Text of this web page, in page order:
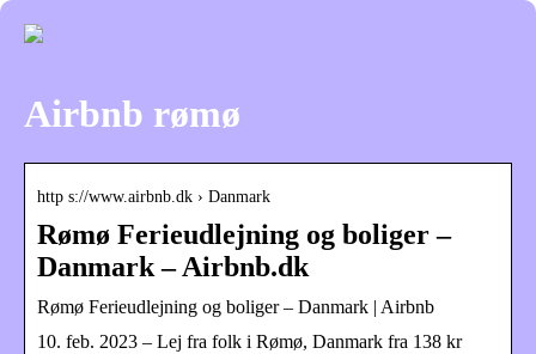
Airbnb rømø
http s://www.airbnb.dk › Danmark
Rømø Ferieudlejning og boliger –
Danmark – Airbnb.dk
Rømø Ferieudlejning og boliger – Danmark | Airbnb
10. feb. 2023 – Lej fra folk i Rømø, Danmark fra 138 kr